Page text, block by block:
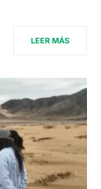
LEER MÁS